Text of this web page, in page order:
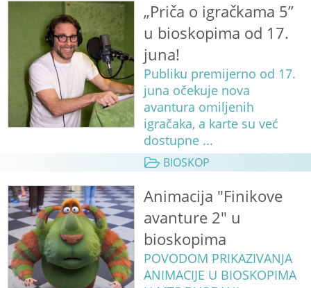
„Priča o igračkama 5”
u bioskopima od 17.
juna!
Publiku premijerno od 17.
juna očekuje nova
avantura omiljenih
igračaka, a karte su već
dostupne ...
BIOSKOP
Animacija "Finikove
avanture 2" u
bioskopima
POVODOM PRIKAZIVANJA
ANIMACIJE U BIOSKOPIMA